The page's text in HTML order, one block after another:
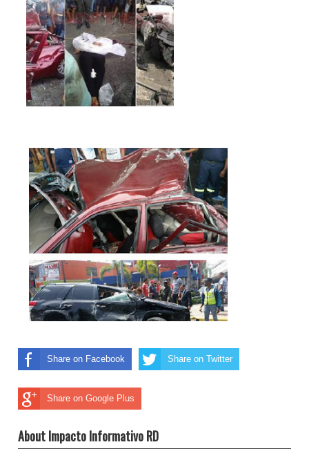
Share on Facebook Share on Twitter
Share on Google Plus
About Impacto Informativo RD